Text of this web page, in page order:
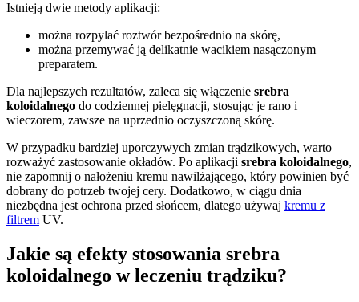
Istnieją dwie metody aplikacji:
można rozpylać roztwór bezpośrednio na skórę,
można przemywać ją delikatnie wacikiem nasączonym
preparatem.
Dla najlepszych rezultatów, zaleca się włączenie srebra
koloidalnego do codziennej pielęgnacji, stosując je rano i
wieczorem, zawsze na uprzednio oczyszczoną skórę.
W przypadku bardziej uporczywych zmian trądzikowych, warto
rozważyć zastosowanie okładów. Po aplikacji srebra koloidalnego,
nie zapomnij o nałożeniu kremu nawilżającego, który powinien być
dobrany do potrzeb twojej cery. Dodatkowo, w ciągu dnia
niezbędna jest ochrona przed słońcem, dlatego używaj kremu z
filtrem UV.
Jakie są efekty stosowania srebra
koloidalnego w leczeniu trądziku?